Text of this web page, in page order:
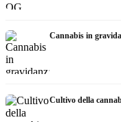
Cannabis in
Cultivo della